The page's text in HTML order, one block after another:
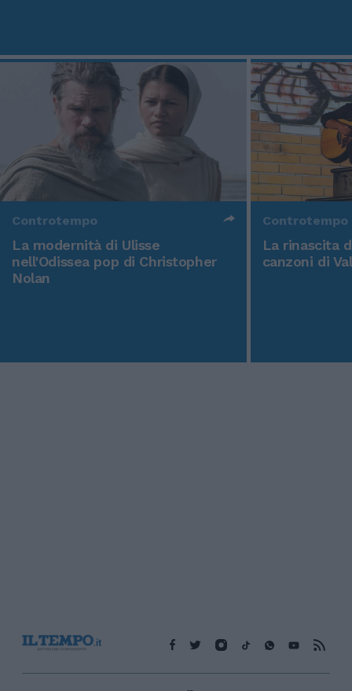
Controtempo
La modernità di Ulisse
nell'Odissea pop di Christopher
Nolan
Controtempo
La rinascita
canzoni di